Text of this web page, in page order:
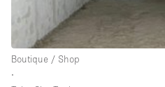
Concierge
Counters
Daylight
Boutique / Shop
∙